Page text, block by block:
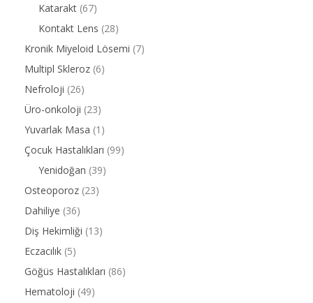
Katarakt (67)
Kontakt Lens (28)
Kronik Miyeloid Lösemi (7)
Multipl Skleroz (6)
Nefroloji (26)
Üro-onkoloji (23)
Yuvarlak Masa (1)
Çocuk Hastalıkları (99)
Yenidoğan (39)
Osteoporoz (23)
Dahiliye (36)
Diş Hekimliği (13)
Eczacılık (5)
Göğüs Hastalıkları (86)
Hematoloji (49)